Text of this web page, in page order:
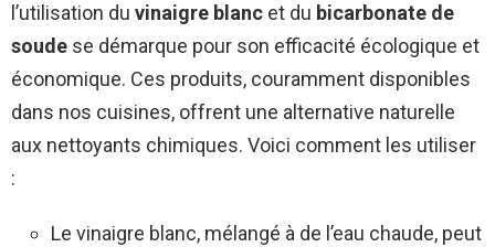
l’utilisation du vinaigre blanc et du bicarbonate de
soude se démarque pour son efficacité écologique et
économique. Ces produits, couramment disponibles
dans nos cuisines, offrent une alternative naturelle
aux nettoyants chimiques. Voici comment les utiliser
:
Le vinaigre blanc, mélangé à de l’eau chaude, peut